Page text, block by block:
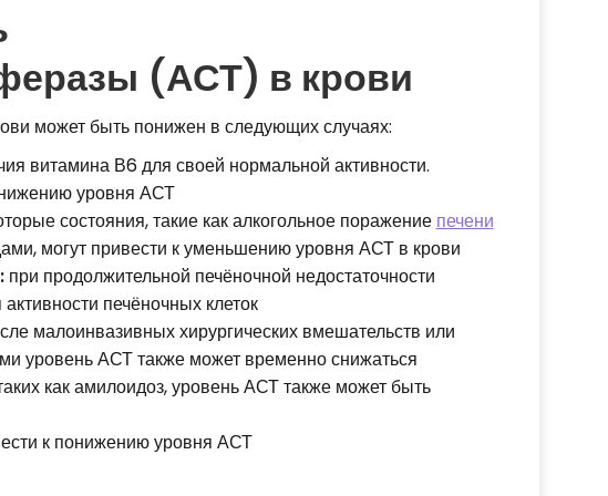
(АСТ) в крови
может быть понижен в следующих случаях:
витамина В6 для своей нормальной активности.
уровня АСТ
состояния, такие как алкогольное поражение печени
могут привести к уменьшению уровня АСТ в крови
при продолжительной печёночной недостаточности
печёночных клеток
малоинвазивных хирургических вмешательств или
уровень АСТ также может временно снижаться
как амилоидоз, уровень АСТ также может быть
к понижению уровня АСТ